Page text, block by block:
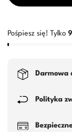
Pośpiesz się! Tylko 9
Darmowa
Polityka